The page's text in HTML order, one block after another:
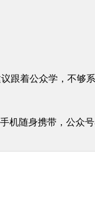
跟着公众学，不够
机随身携带，公众